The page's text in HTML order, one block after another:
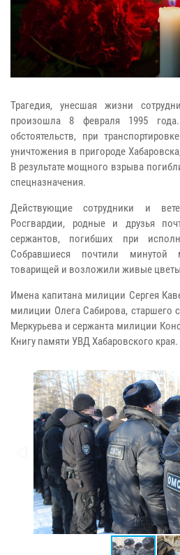
Трагедия, унесшая жизни
произошла 8 февраля 1995
обстоятельств, при
уничтожения в пригороде
В результате мощного взрыва
спецназначения.
Действующие сотрудники и
Росгвардии, родные и друзья
сержантов, погибших при
Собравшиеся почтили минутой
товарищей и возложили живые
Имена капитана милиции Сергея
милиции Олега Сабирова, старшего
Меркурьева и сержанта милиции
Книгу памяти УВД Хабаровского края.